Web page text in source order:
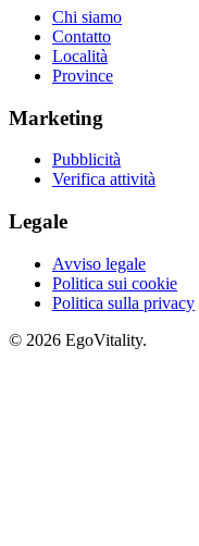
Chi siamo
Contatto
Località
Province
Marketing
Pubblicità
Verifica attività
Legale
Avviso legale
Politica sui cookie
Politica sulla privacy
© 2026 EgoVitality.